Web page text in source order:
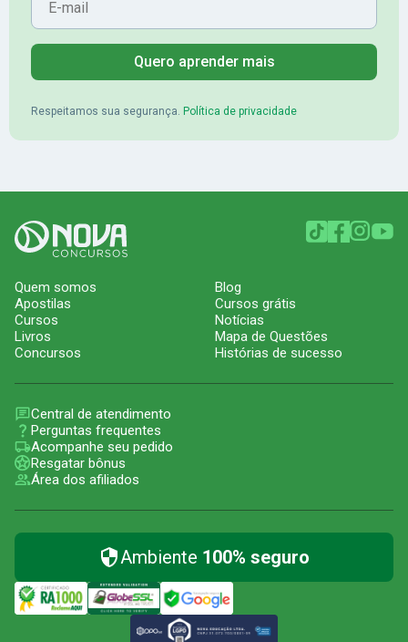
Quero aprender mais
Respeitamos sua segurança. Política de privacidade
Quem somos
Apostilas
Cursos
Livros
Concursos
Blog
Cursos grátis
Notícias
Mapa de Questões
Histórias de sucesso
Central de atendimento
Perguntas frequentes
Acompanhe seu pedido
Resgatar bônus
Área dos afiliados
Ambiente 100% seguro